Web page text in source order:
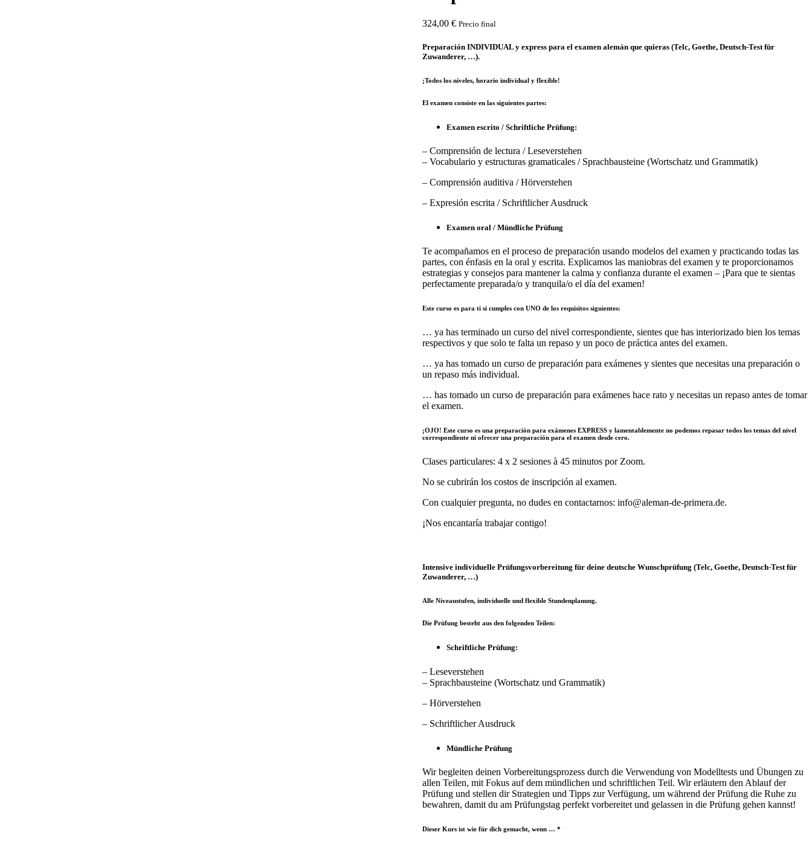
324,00 € Precio final
Preparación INDIVIDUAL y express para el examen alemán que quieras (Telc, Goethe, Deutsch-Test für
Zuwanderer, …).
¡Todos los niveles, horario individual y flexible!
El examen consiste en las siguientes partes:
Examen escrito / Schriftliche Prüfung:
– Comprensión de lectura / Leseverstehen
– Vocabulario y estructuras gramaticales / Sprachbausteine (Wortschatz und Grammatik)
– Comprensión auditiva / Hörverstehen
– Expresión escrita / Schriftlicher Ausdruck
Examen oral / Mündliche Prüfung
Te acompañamos en el proceso de preparación usando modelos del examen y practicando todas las
partes, con énfasis en la oral y escrita. Explicamos las maniobras del examen y te proporcionamos
estrategias y consejos para mantener la calma y confianza durante el examen – ¡Para que te sientas
perfectamente preparada/o y tranquila/o el día del examen!
Este curso es para ti si cumples con UNO de los requisitos siguientes:
… ya has terminado un curso del nivel correspondiente, sientes que has interiorizado bien los temas
respectivos y que solo te falta un repaso y un poco de práctica antes del examen.
… ya has tomado un curso de preparación para exámenes y sientes que necesitas una preparación o
un repaso más individual.
… has tomado un curso de preparación para exámenes hace rato y necesitas un repaso antes de tomar
el examen.
¡OJO! Este curso es una preparación para exámenes EXPRESS y lamentablemente no podemos repasar todos los temas del nivel
correspondiente ni ofrecer una preparación para el examen desde cero.
Clases particulares: 4 x 2 sesiones à 45 minutos por Zoom.
No se cubrirán los costos de inscripción al examen.
Con cualquier pregunta, no dudes en contactarnos: info@aleman-de-primera.de.
¡Nos encantaría trabajar contigo!
Intensive individuelle Prüfungsvorbereitung für deine deutsche Wunschprüfung (Telc, Goethe, Deutsch-Test für
Zuwanderer, …)
Alle Niveaustufen, individuelle und flexible Stundenplanung.
Die Prüfung besteht aus den folgenden Teilen:
Schriftliche Prüfung:
– Leseverstehen
– Sprachbausteine (Wortschatz und Grammatik)
– Hörverstehen
– Schriftlicher Ausdruck
Mündliche Prüfung
Wir begleiten deinen Vorbereitungsprozess durch die Verwendung von Modelltests und Übungen zu
allen Teilen, mit Fokus auf dem mündlichen und schriftlichen Teil. Wir erläutern den Ablauf der
Prüfung und stellen dir Strategien und Tipps zur Verfügung, um während der Prüfung die Ruhe zu
bewahren, damit du am Prüfungstag perfekt vorbereitet und gelassen in die Prüfung gehen kannst!
Dieser Kurs ist wie für dich gemacht, wenn … *